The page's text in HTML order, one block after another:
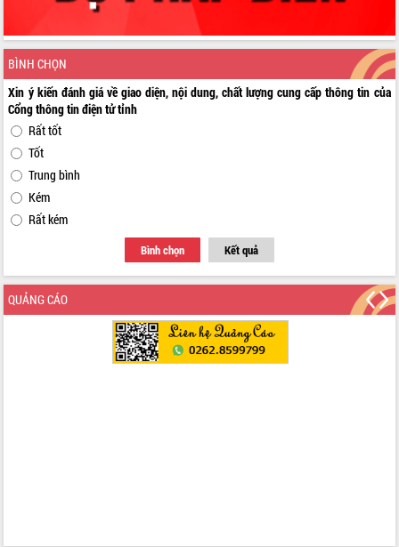
BÌNH CHỌN
Xin ý kiến đánh giá về giao diện, nội dung, chất lượng cung cấp thông tin của
Cổng thông tin điện tử tỉnh
Rất tốt
Tốt
Trung bình
Kém
Rất kém
Bình chọn Kết quả
QUẢNG CÁO